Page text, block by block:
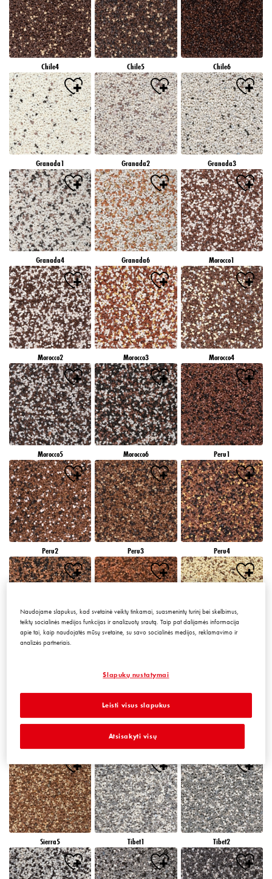
Chile4 Chile5 Chile6
Granada1 Granada2 Granada3
Granada4 Granada6 Morocco1
Morocco2 Morocco3 Morocco4
Morocco5 Morocco6 Peru1
Peru2 Peru3 Peru4
Peru5
Sierra5 Tibet1 Tibet2
Naudojame slapukus, kad svetainė veiktų tinkamai, suasmenintų turinį bei skelbimus,
teiktų socialinės medijos funkcijas ir analizuotų srautą. Taip pat dalijamės informacija
apie tai, kaip naudojatės mūsų svetaine, su savo socialinės medijos, reklamavimo ir
analizės partneriais.
Slapukų nustatymai
Atsisakyti visų
Leisti visus slapukus